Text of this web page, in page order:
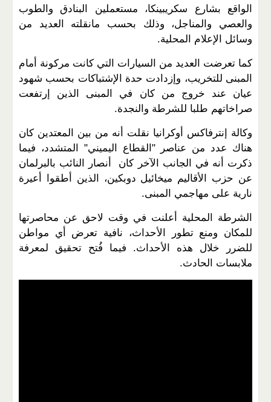
الواقع بشارع سكريبينكا، مستعملين البنادق والطوب
والعصي والمناجل، وذلك بحسب مانقلته العديد من
وسائل الإعلام المحلية.
كما تعرضت العديد من السيارات التي كانت مركونة أمام
المبنى للتخريب، وإزدادت حدة الإشتباكات بحسب شهود
عيان عند خروج من كان في المبنى الذين إرتفعت
صراخاتهم طلبا للشرطة والنجدة.
وكالة إنترفاكس أوكرانيا نقلت أنه من بين المعتدين كان
هناك عدد من عناصر "القطاع اليميني" المتشدد، فيما
ذكرت أنه في الجانب الآخر كان أنصار النائب بالبرلمان
عن حزب الأقاليم ميخائيل دوبكين، الذين أطقوا أعيرة
نارية على مهاجمي المبنى.
الشرطة المحلية أعلنت في وقت لاحق عن محاصرتها
للمكان ومنع تطور الأحداث، نافية تعرض أي مواطن
للضرر خلال هذه الأحداث. فيما فُتح تحقيق لمعرفة
ملابسات الحادث.